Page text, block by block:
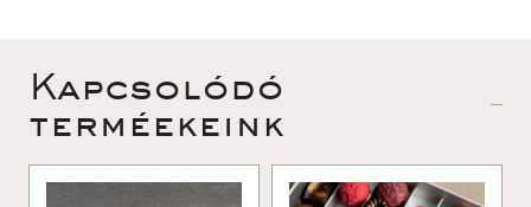
Kapcsolódó
terméekeink